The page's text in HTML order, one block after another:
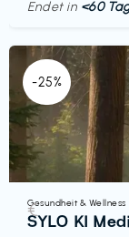
Endet in <60
-25%
Gesundheit & Wellness
SYLO KI
€‎